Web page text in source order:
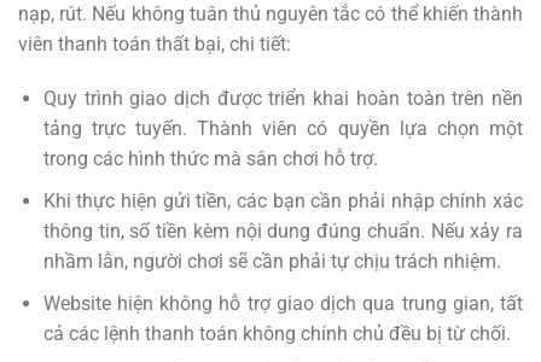
nạp, rút. Nếu không tuân thủ nguyên tắc có thể khiến thành
viên thanh toán thất bại, chi tiết:
Quy trình giao dịch được triển khai hoàn toàn trên nền
tảng trực tuyến. Thành viên có quyền lựa chọn một
trong các hình thức mà sân chơi hỗ trợ.
Khi thực hiện gửi tiền, các bạn cần phải nhập chính xác
thông tin, số tiền kèm nội dung đúng chuẩn. Nếu xảy ra
nhầm lẫn, người chơi sẽ cần phải tự chịu trách nhiệm.
Website hiện không hỗ trợ giao dịch qua trung gian, tất
cả các lệnh thanh toán không chính chủ đều bị từ chối.